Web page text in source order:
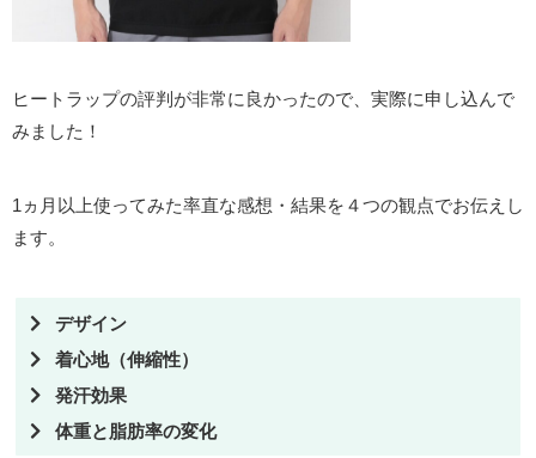
ヒートラップの評判が非常に良かったので、実際に申し込んで
みました！
1ヵ月以上使ってみた率直な感想・結果を４つの観点でお伝えし
ます。
デザイン
着心地（伸縮性）
発汗効果
体重と脂肪率の変化